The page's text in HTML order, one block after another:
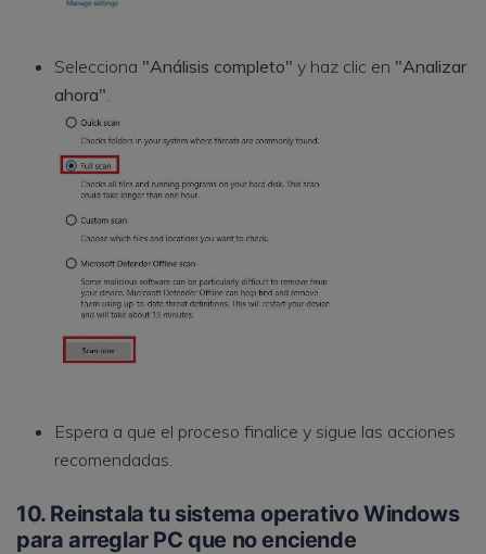
Selecciona "Análisis completo" y haz clic en "Analizar
ahora"
Espera a que el proceso finalice y sigue las acciones
recomendadas.
10. Reinstala tu sistema operativo Windows
para arreglar PC que no enciende